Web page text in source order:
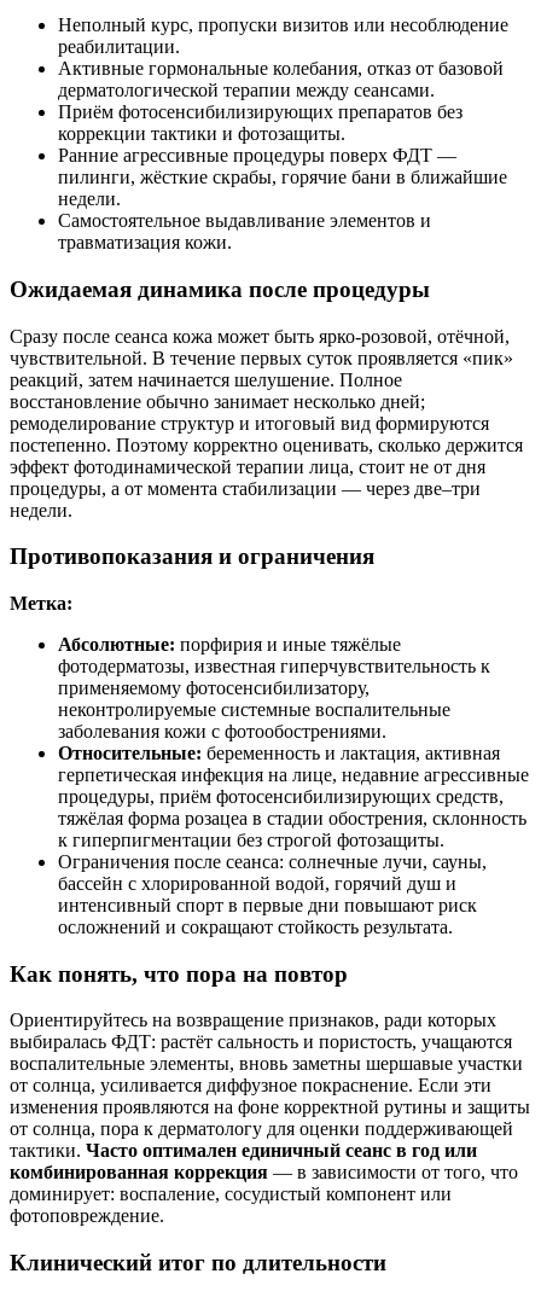
Неполный курс, пропуски визитов или несоблюдение
реабилитации.
Активные гормональные колебания, отказ от базовой
дерматологической терапии между сеансами.
Приём фотосенсибилизирующих препаратов без
коррекции тактики и фотозащиты.
Ранние агрессивные процедуры поверх ФДТ —
пилинги, жёсткие скрабы, горячие бани в ближайшие
недели.
Самостоятельное выдавливание элементов и
травматизация кожи.
Ожидаемая динамика после процедуры
Сразу после сеанса кожа может быть ярко-розовой, отёчной,
чувствительной. В течение первых суток проявляется «пик»
реакций, затем начинается шелушение. Полное
восстановление обычно занимает несколько дней;
ремоделирование структур и итоговый вид формируются
постепенно. Поэтому корректно оценивать, сколько держится
эффект фотодинамической терапии лица, стоит не от дня
процедуры, а от момента стабилизации — через две–три
недели.
Противопоказания и ограничения
Метка:
Абсолютные: порфирия и иные тяжёлые
фотодерматозы, известная гиперчувствительность к
применяемому фотосенсибилизатору,
неконтролируемые системные воспалительные
заболевания кожи с фотообострениями.
Относительные: беременность и лактация, активная
герпетическая инфекция на лице, недавние агрессивные
процедуры, приём фотосенсибилизирующих средств,
тяжёлая форма розацеа в стадии обострения, склонность
к гиперпигментации без строгой фотозащиты.
Ограничения после сеанса: солнечные лучи, сауны,
бассейн с хлорированной водой, горячий душ и
интенсивный спорт в первые дни повышают риск
осложнений и сокращают стойкость результата.
Как понять, что пора на повтор
Ориентируйтесь на возвращение признаков, ради которых
выбиралась ФДТ: растёт сальность и пористость, учащаются
воспалительные элементы, вновь заметны шершавые участки
от солнца, усиливается диффузное покраснение. Если эти
изменения проявляются на фоне корректной рутины и защиты
от солнца, пора к дерматологу для оценки поддерживающей
тактики. Часто оптимален единичный сеанс в год или
комбинированная коррекция — в зависимости от того, что
доминирует: воспаление, сосудистый компонент или
фотоповреждение.
Клинический итог по длительности